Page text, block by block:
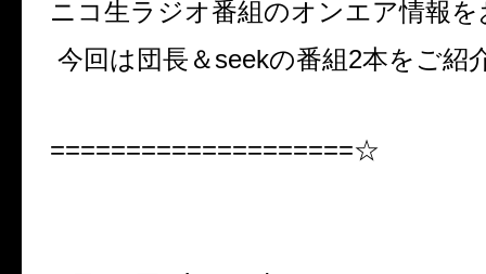
ニコ生ラジオ番組のオンエア情報
今回は団長＆seekの番組2本をご紹
====================☆